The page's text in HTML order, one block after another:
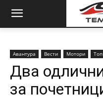
Авантура Вести Мотори Топ
Два
за